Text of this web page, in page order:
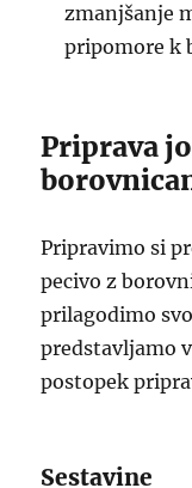
zmanjšanje
pripomore k
Priprava
Pripravimo si
pecivo z
prilagodimo
predstavljamo
postopek
Sestavine